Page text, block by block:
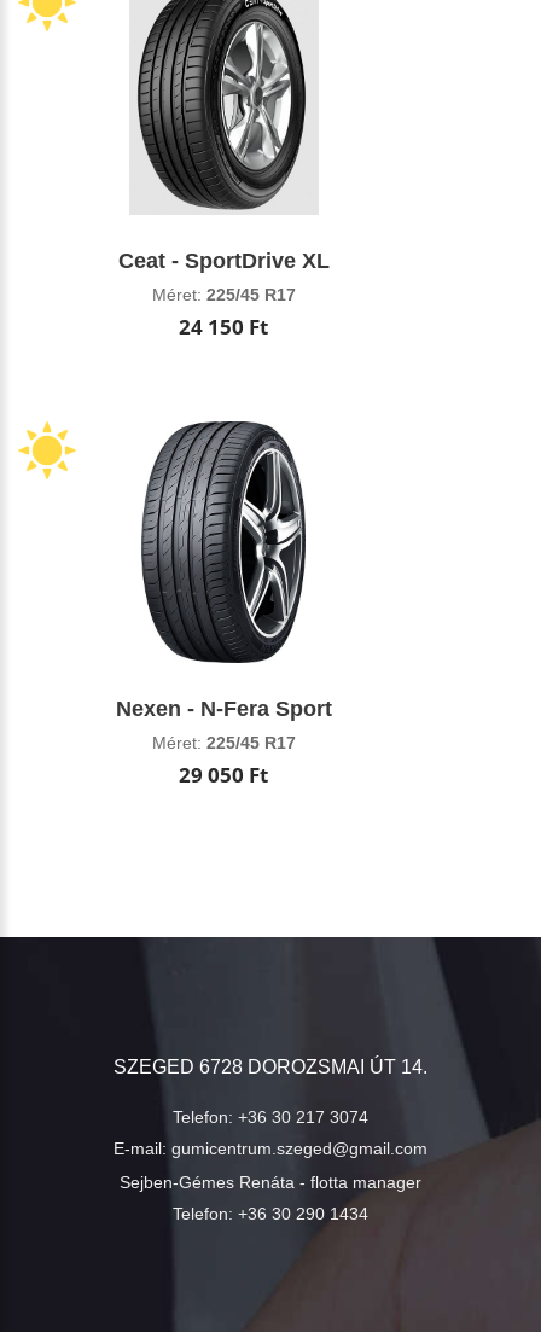
Ceat - SportDrive XL
Méret: 225/45 R17
24 150 Ft
Nexen - N-Fera Sport
Méret: 225/45 R17
29 050 Ft
SZEGED 6728 DOROZSMAI ÚT 14.
Telefon: +36 30 217 3074
E-mail: gumicentrum.szeged@gmail.com
Sejben-Gémes Renáta - flotta manager
Telefon: +36 30 290 1434